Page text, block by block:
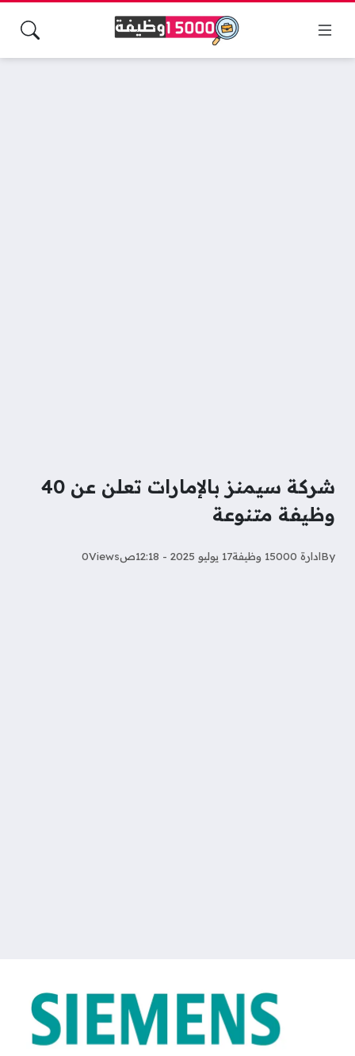
شركة سيمنز بالإمارات تعلن عن 40
وظيفة متنوعة
Byادارة 15000 وظيفة 17 يوليو 2025 - 12:18ص Views
0